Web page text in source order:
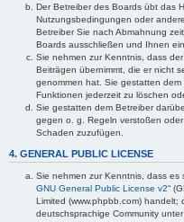
Der Betreiber des Boards übt das
Nutzungsbedingungen oder
Betreiber Sie nach Abmahnung
Boards ausschließen und Ihnen
Sie nehmen zur Kenntnis, dass
Beiträgen übernimmt, die er nicht
genommen hat. Sie gestatten
Funktionen jederzeit zu löschen
Sie gestatten dem Betreiber
gegen o. g. Regeln verstoßen
Schaden zuzufügen.
4. GENERAL PUBLIC LICENSE
Sie nehmen zur Kenntnis, dass es
GNU General Public License v2“
Limited (www.phpbb.com)
deutschsprachige Community